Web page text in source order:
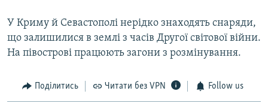
У Криму й Севастополі нерідко знаходять снаряди,
що залишилися в землі з часів Другої світової війни.
На півострові працюють загони з розмінування.
Поділитись Читати без VPN Follow us